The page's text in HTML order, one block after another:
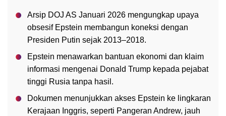
Arsip DOJ AS Januari 2026 mengungkap upaya
obsesif Epstein membangun koneksi dengan
Presiden Putin sejak 2013–2018.
Epstein menawarkan bantuan ekonomi dan klaim
informasi mengenai Donald Trump kepada pejabat
tinggi Rusia tanpa hasil.
Dokumen menunjukkan akses Epstein ke lingkaran
Kerajaan Inggris, seperti Pangeran Andrew, jauh